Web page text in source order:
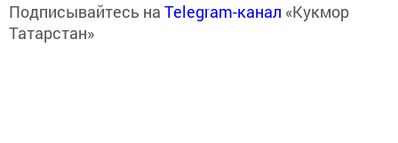
Подписывайтесь на Telegram-канал «Кукмор
Татарстан»